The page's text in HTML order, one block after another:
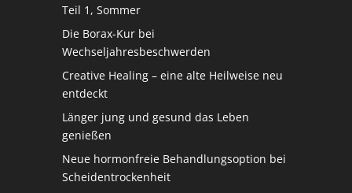
Teil 1, Sommer
Die Borax-Kur bei
Wechseljahresbeschwerden
Creative Healing – eine alte Heilweise neu
entdeckt
Länger jung und gesund das Leben
genießen
Neue hormonfreie Behandlungsoption bei
Scheidentrockenheit